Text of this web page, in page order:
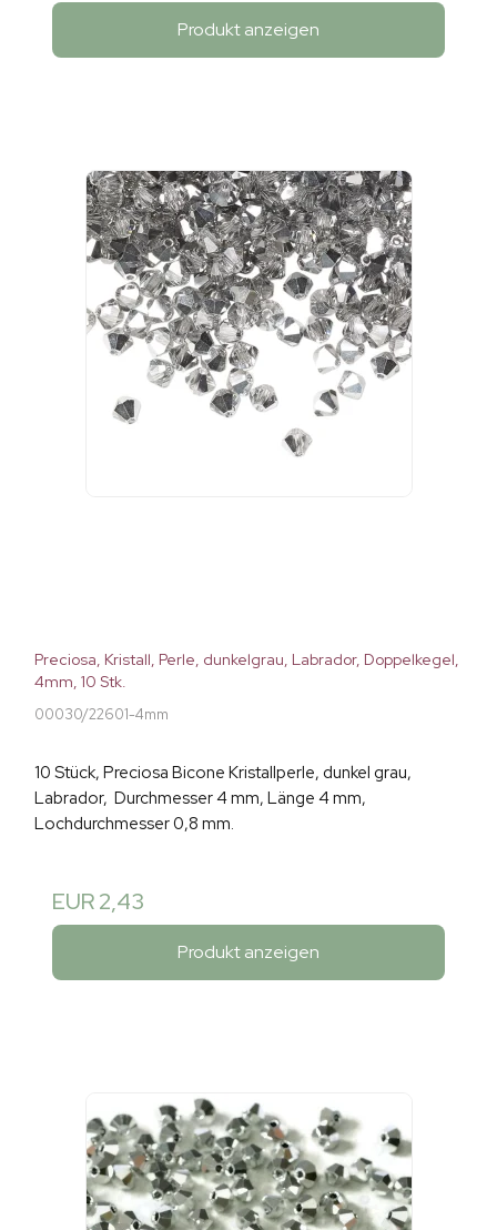
Produkt anzeigen
Preciosa, Kristall, Perle, dunkelgrau, Labrador, Doppelkegel,
4mm, 10 Stk.
00030/22601-4mm
10 Stück, Preciosa Bicone Kristallperle, dunkel grau,
Labrador, Durchmesser 4 mm, Länge 4 mm,
Lochdurchmesser 0,8 mm.
EUR 2,43
Produkt anzeigen